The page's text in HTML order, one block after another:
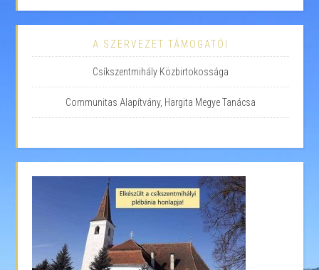
A SZERVEZET TÁMOGATÓI
Csíkszentmihály Közbirtokossága
Communitas Alapítvány, Hargita Megye Tanácsa